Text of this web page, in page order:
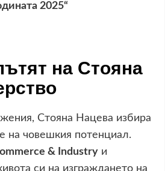
2025“
на Стояна
Стояна Нацева избира
на човешкия потенциал.
& Industry и
си на изграждането на